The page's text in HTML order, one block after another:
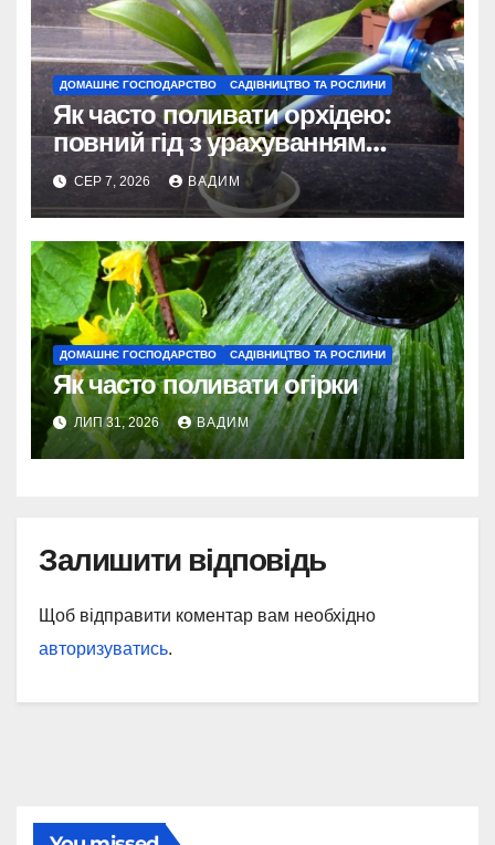
ДОМАШНЄ ГОСПОДАРСТВО САДІВНИЦТВО ТА РОСЛИНИ
Як часто поливати орхідею:
повний гід з урахуванням
сезону та виду
СЕР 7, 2026 ВАДИМ
ДОМАШНЄ ГОСПОДАРСТВО САДІВНИЦТВО ТА РОСЛИНИ
Як часто поливати огірки
ЛИП 31, 2026 ВАДИМ
Залишити відповідь
Щоб відправити коментар вам необхідно
авторизуватись.